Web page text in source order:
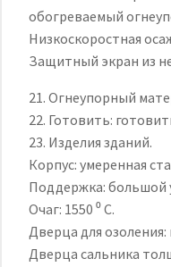
обогреваемый
Низкоскоростная
Защитный экран из
21. Огнеупорный
22. Готовить:
23. Изделия зданий.
Корпус: умеренная
Поддержка: большой
Очаг: 1550 ⁰ C.
Дверца для
Дверца сальника